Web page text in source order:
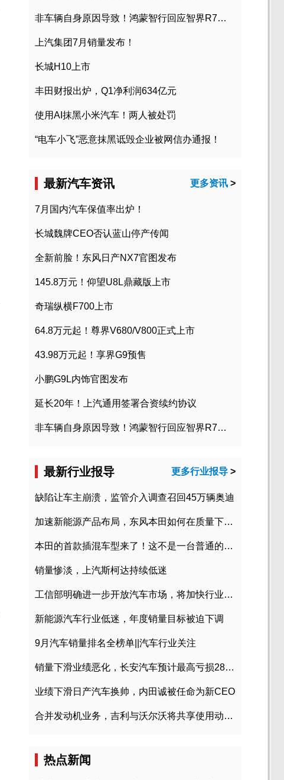
非车辆自身原因导致！鸿蒙智行回应智界R7起火事故
上汽集团7月销量发布！
长城H10上市
丰田财报出炉，Q1净利润634亿元
使用AI抹黑小米汽车！两人被处罚
“电车小飞”恶意抹黑诋毁企业被网信办通报！
最新汽车资讯 更多资讯 >
7月国内汽车保值率出炉！
长城魏牌CEO否认蓝山停产传闻
全新前脸！东风日产NX7官图发布
145.8万元！仰望U8L鼎藏版上市
奇瑞纵横F700上市
64.8万元起！尊界V680/V800正式上市
43.98万元起！享界G9预售
小鹏G9L内饰官图发布
延长20年！上汽通用签署合资续约协议
非车辆自身原因导致！鸿蒙智行回应智界R7起火事故
最新行业报导 更多行业报导 >
缺陷让车主崩溃，监管介入调查召回45万辆奥迪
加速新能源产品布局，东风本田如何在质量下转型？
本田的首款插混车型来了！这不是一台普通的CR-V
销量惨淡，上汽斯柯达持续低迷
工信部明确进一步开放汽车市场，将加快行业兼并重组
新能源汽车行业低迷，年度销量目标被迫下调
9月汽车销量排名全榜单||汽车行业关注
销量下滑业绩恶化，长安汽车预计最高亏损28亿元
业绩下滑日产汽车换帅，内田诚被任命为新CEO
合并发动机业务，吉利与沃尔沃将共享使用动力总成
热点新闻